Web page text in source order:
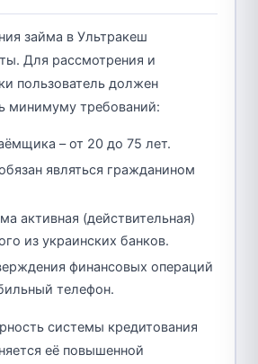
займа в Ультракеш
Для рассмотрения и
пользователь должен
минимуму требований:
– от 20 до 75 лет.
являться гражданином
активная (действительная)
из украинских банков.
финансовых операций
телефон.
системы кредитования
её повышенной